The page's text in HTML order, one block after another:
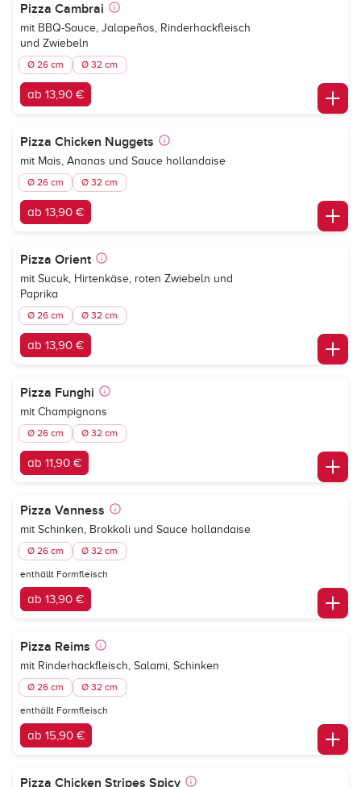
Pizza Cambrai
mit BBQ-Sauce, Jalapeños, Rinderhackfleisch
und Zwiebeln
Ø 26 cm Ø 32 cm
ab 13,90 €
Pizza Chicken Nuggets
mit Mais, Ananas und Sauce hollandaise
Ø 26 cm Ø 32 cm
ab 13,90 €
Pizza Orient
mit Sucuk, Hirtenkäse, roten Zwiebeln und
Paprika
Ø 26 cm Ø 32 cm
ab 13,90 €
Pizza Funghi
mit Champignons
Ø 26 cm Ø 32 cm
ab 11,90 €
Pizza Vanness
mit Schinken, Brokkoli und Sauce hollandaise
Ø 26 cm Ø 32 cm
enthällt Formfleisch
ab 13,90 €
Pizza Reims
mit Rinderhackfleisch, Salami, Schinken
Ø 26 cm Ø 32 cm
enthällt Formfleisch
ab 15,90 €
Pizza Chicken Stripes Spicy